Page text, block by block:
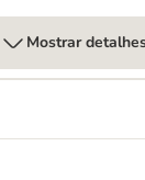
Mostrar